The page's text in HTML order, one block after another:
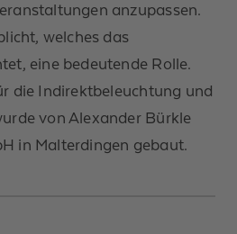
anzupassen.
welches das
eine bedeutende Rolle.
die Indirektbeleuchtung und
von Alexander Bürkle
in Malterdingen gebaut.